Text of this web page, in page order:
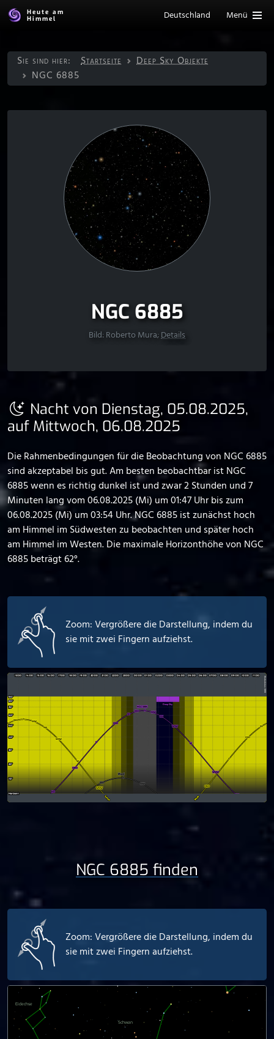
Heute am
Himmel
Deutschland Menü
Sie sind hier: Startseite
Deep Sky Objekte
NGC 6885
NGC 6885
Bild: Roberto Mura;Details
Nacht von Dienstag, 05.08.2025,
auf Mittwoch, 06.08.2025
Die Rahmenbedingungen für die Beobachtung von NGC 6885
sind akzeptabel bis gut. Am besten beobachtbar ist NGC
6885 wenn es richtig dunkel ist und zwar 2 Stunden und 7
Minuten lang vom 06.08.2025 (Mi) um 01:47 Uhr bis zum
06.08.2025 (Mi) um 03:54 Uhr. NGC 6885 ist zunächst hoch
am Himmel im Südwesten zu beobachten und später hoch
am Himmel im Westen. Die maximale Horizonthöhe von NGC
6885 beträgt 62°.
Zoom: Vergrößere die Darstellung, indem du
sie mit zwei Fingern aufziehst.
NGC 6885 finden
Zoom: Vergrößere die Darstellung, indem du
sie mit zwei Fingern aufziehst.